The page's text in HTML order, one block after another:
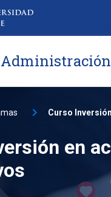
Administración
en